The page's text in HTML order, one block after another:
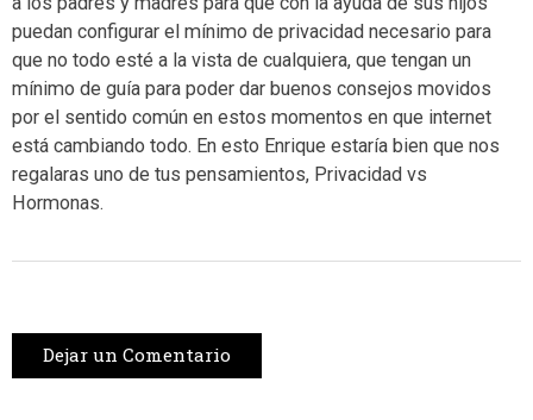
puedan configurar el mínimo de privacidad necesario para
que no todo esté a la vista de cualquiera, que tengan un
mínimo de guía para poder dar buenos consejos movidos
por el sentido común en estos momentos en que internet
está cambiando todo. En esto Enrique estaría bien que nos
regalaras uno de tus pensamientos, Privacidad vs
Hormonas.
Dejar un Comentario